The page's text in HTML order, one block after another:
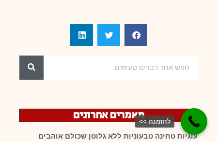
מאמרים אחרונים
עוגיות טחינה טבעוניות ללא גלוטן שכולם אוהבים
להזמנה >>